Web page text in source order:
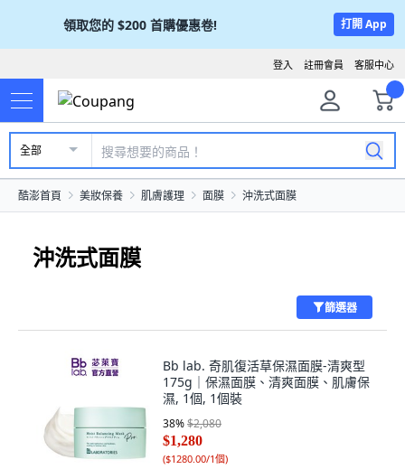
領取您的 $200 首購優惠卷! 打開 App
客服中心
註冊會員
登入
全部
酷澎首頁 美妝保養 肌膚護理 面膜 沖洗式面膜
沖洗式面膜
篩選器
Bb lab. 奇肌復活草保濕面膜-清爽型
175g｜保濕面膜、清爽面膜、肌膚保
濕, 1個, 1個裝
38%$2,080
$1,280
($1280.00/1個)